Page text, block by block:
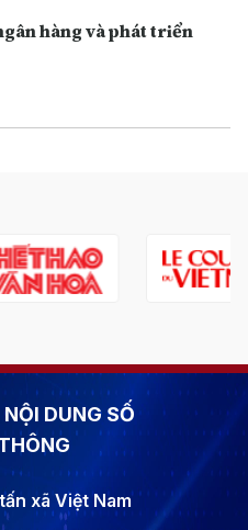
hàng và phát triển
DUNG SỐ
xã Việt Nam